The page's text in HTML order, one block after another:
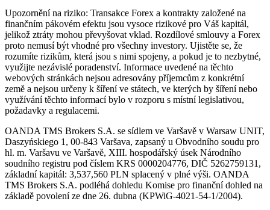
Upozornění na riziko: Transakce Forex a kontrakty založené na
finančním pákovém efektu jsou vysoce rizikové pro Váš kapitál,
jelikož ztráty mohou převyšovat vklad. Rozdílové smlouvy a Forex
proto nemusí být vhodné pro všechny investory. Ujistěte se, že
rozumíte rizikům, která jsou s nimi spojeny, a pokud je to nezbytné,
využijte nezávislé poradenství. Informace uvedené na těchto
webových stránkách nejsou adresovány příjemcům z konkrétní
země a nejsou určeny k šíření ve státech, ve kterých by šíření nebo
využívání těchto informací bylo v rozporu s místní legislativou,
požadavky a regulacemi.
OANDA TMS Brokers S.A. se sídlem ve Varšavě v Warsaw UNIT,
Daszyńskiego 1, 00-843 Varšava, zapsaný u Obvodního soudu pro
hl. m. Varšavu ve Varšavě, XIII. hospodářský úsek Národního
soudního registru pod číslem KRS 0000204776, DIČ 5262759131,
základní kapitál: 3,537,560 PLN splacený v plné výši. OANDA
TMS Brokers S.A. podléhá dohledu Komise pro finanční dohled na
základě povolení ze dne 26. dubna (KPWiG-4021-54-1/2004).